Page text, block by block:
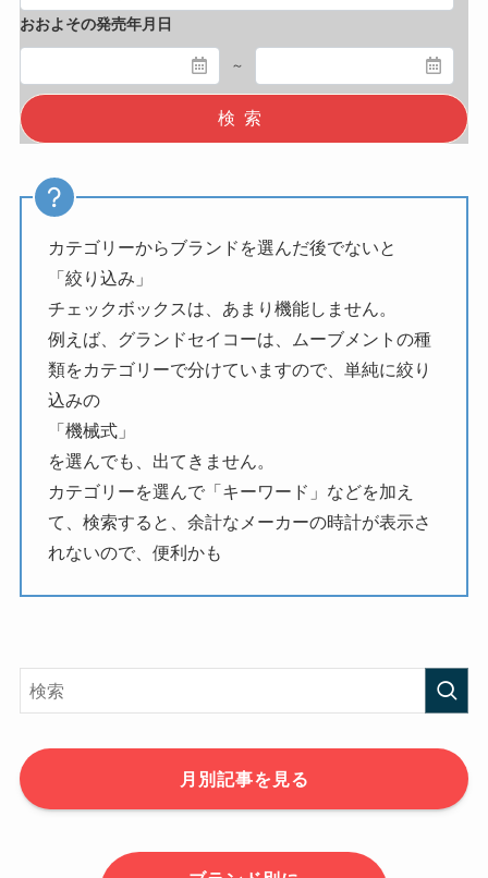
おおよその発売年月日
～
検索
カテゴリーからブランドを選んだ後でないと
「絞り込み」
チェックボックスは、あまり機能しません。
例えば、グランドセイコーは、ムーブメントの種
類をカテゴリーで分けていますので、単純に絞り
込みの
「機械式」
を選んでも、出てきません。
カテゴリーを選んで「キーワード」などを加え
て、検索すると、余計なメーカーの時計が表示さ
れないので、便利かも
月別記事を見る